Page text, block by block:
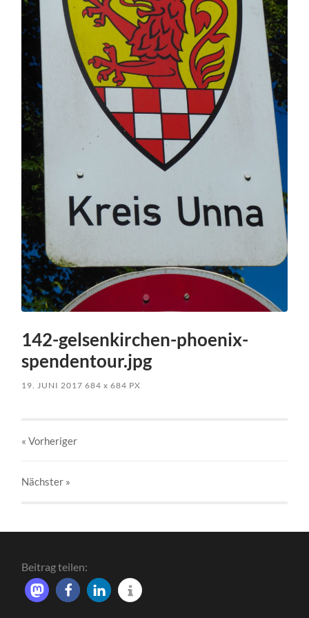
142-gelsenkirchen-phoenix-
spendentour.jpg
19. JUNI 2017 684x 684 PX
« Vorheriger
Nächster »
Beitrag teilen: